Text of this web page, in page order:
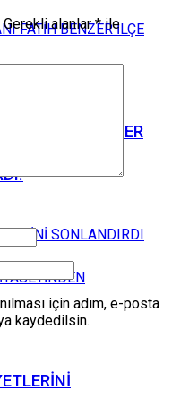
FATİH BENZER
Gerekli alanlar*ile
için adım, e-posta
kaydedilsin.